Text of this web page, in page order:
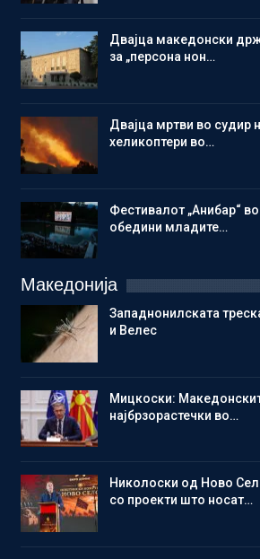
Двајца македонски
за „персона нон…
Двајца мртви во судир
хеликоптери во…
Фестивалот „Анибар“
обедини младите…
Македонија
Западнонилската
и Велес
Мицкоски:
најбрзорастечки во…
Николоски од Ново
со проекти што носат…